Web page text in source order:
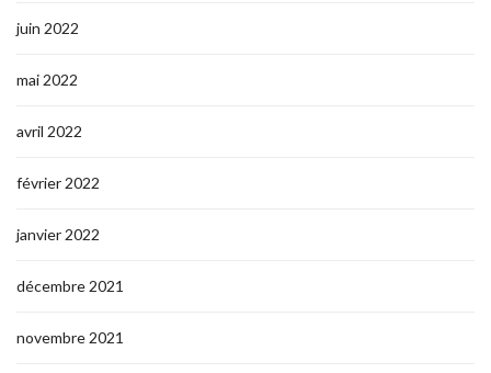
juin 2022
mai 2022
avril 2022
février 2022
janvier 2022
décembre 2021
novembre 2021